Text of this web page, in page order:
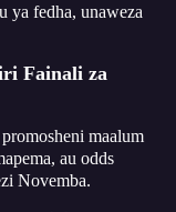
ya fedha, unaweza
Fainali za
maalum
au odds
Novemba.